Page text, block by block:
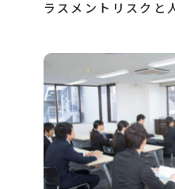
ラスメントリスクと